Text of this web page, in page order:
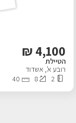
4,100
₪
הטיילת
רובע א', אשדוד
2
8
40